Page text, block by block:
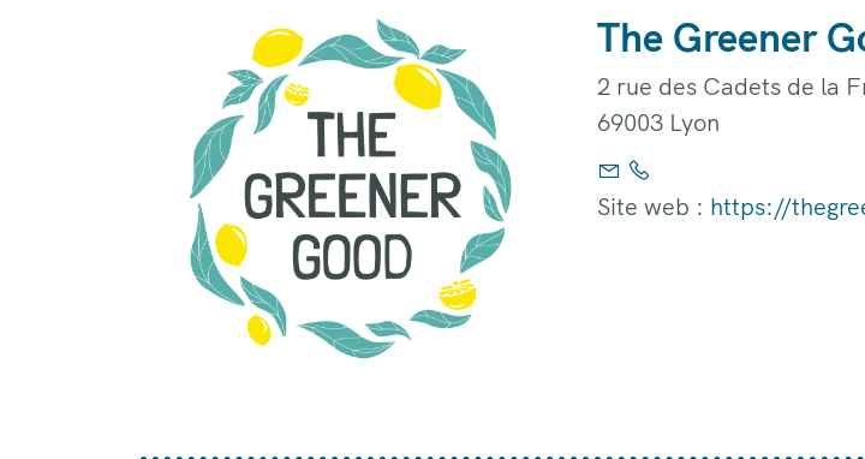
The Greener
2 rue des Cadets de la
69003 Lyon
Site web : https://